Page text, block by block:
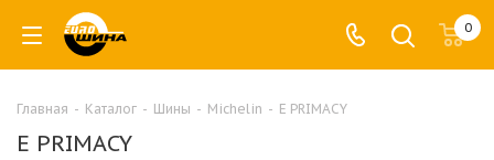
0
Главная - Каталог - Шины - Michelin - E PRIMACY
E PRIMACY